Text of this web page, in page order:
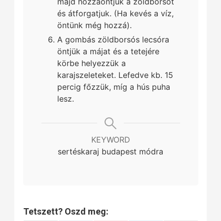
és átforgatjuk. (Ha kevés a víz,
öntünk még hozzá).
A gombás zöldborsós lecsóra
öntjük a májat és a tetejére
körbe helyezzük a
karajszeleteket. Lefedve kb. 15
percig főzzük, míg a hús puha
lesz.
KEYWORD
sertéskaraj budapest módra
Tetszett? Oszd meg: